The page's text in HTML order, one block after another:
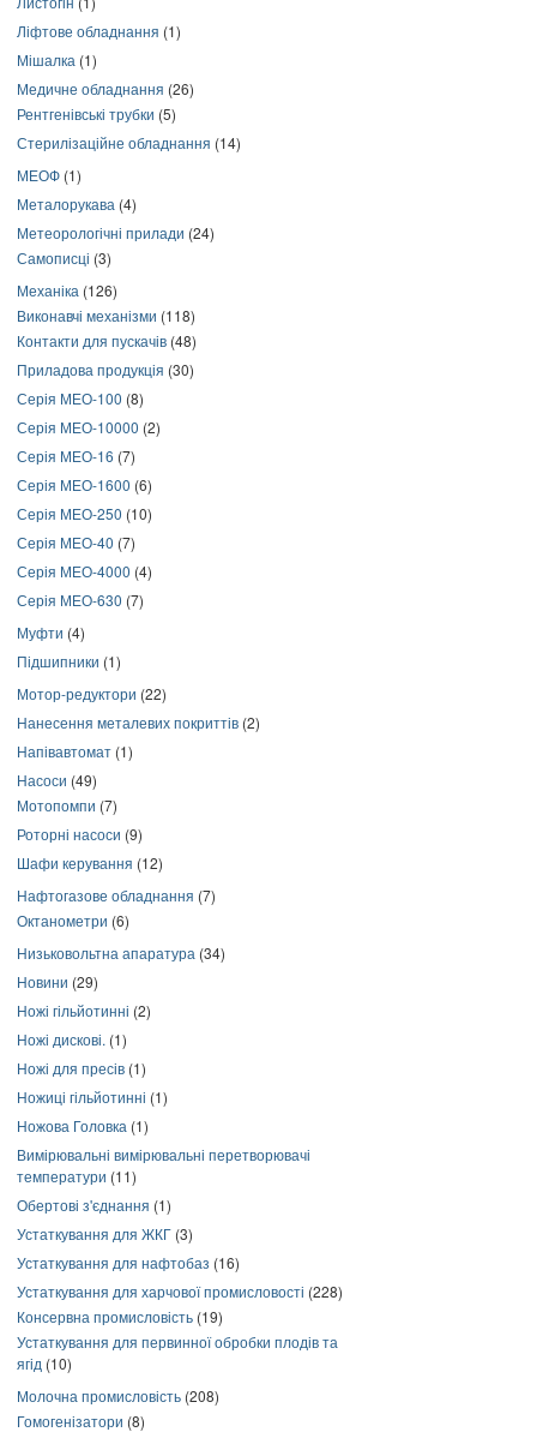
Ліфтове обладнання (1)
Мішалка (1)
Медичне обладнання (26)
Рентгенівські трубки (5)
Стерилізаційне обладнання (14)
МЕОФ (1)
Металорукава (4)
Метеорологічні прилади (24)
Самописці (3)
Механіка (126)
Виконавчі механізми (118)
Контакти для пускачів (48)
Приладова продукція (30)
Серія МЕО-100 (8)
Серія МЕО-10000 (2)
Серія МЕО-16 (7)
Серія МЕО-1600 (6)
Серія МЕО-250 (10)
Серія МЕО-40 (7)
Серія МЕО-4000 (4)
Серія МЕО-630 (7)
Муфти (4)
Підшипники (1)
Мотор-редуктори (22)
Нанесення металевих покриттів (2)
Напівавтомат (1)
Насоси (49)
Мотопомпи (7)
Роторні насоси (9)
Шафи керування (12)
Нафтогазове обладнання (7)
Октанометри (6)
Низьковольтна апаратура (34)
Новини (29)
Ножі гільйотинні (2)
Ножі дискові. (1)
Ножі для пресів (1)
Ножиці гільйотинні (1)
Ножова Головка (1)
Вимірювальні вимірювальні перетворювачі
температури (11)
Обертові з'єднання (1)
Устаткування для ЖКГ (3)
Устаткування для нафтобаз (16)
Устаткування для харчової промисловості (228)
Консервна промисловість (19)
Устаткування для первинної обробки плодів та
ягід (10)
Молочна промисловість (208)
Гомогенізатори (8)